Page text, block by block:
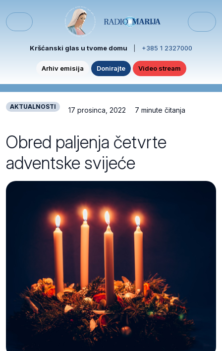
Menu
Kršćanski glas u tvome domu +385 1 2327000
Arhiv emisija Donirajte Video stream
AKTUALNOSTI 17 prosinca, 2022 7 minute čitanja
Obred paljenja četvrte
adventske svijeće